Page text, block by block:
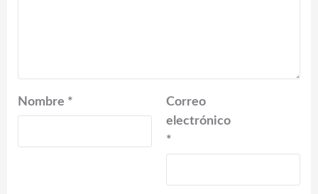
Nombre *
Correo
electrónico
*